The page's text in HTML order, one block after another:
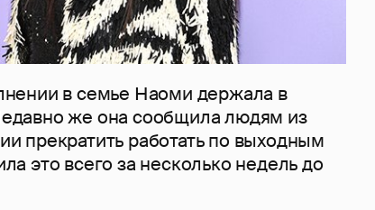
в семье Наоми держала в
же она сообщила людям из
прекратить работать по выходным
это всего за несколько недель до